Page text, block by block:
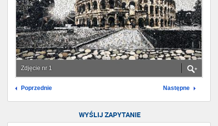
Zdjęcie nr 1
Poprzednie Następne
WYŚLIJ ZAPYTANIE